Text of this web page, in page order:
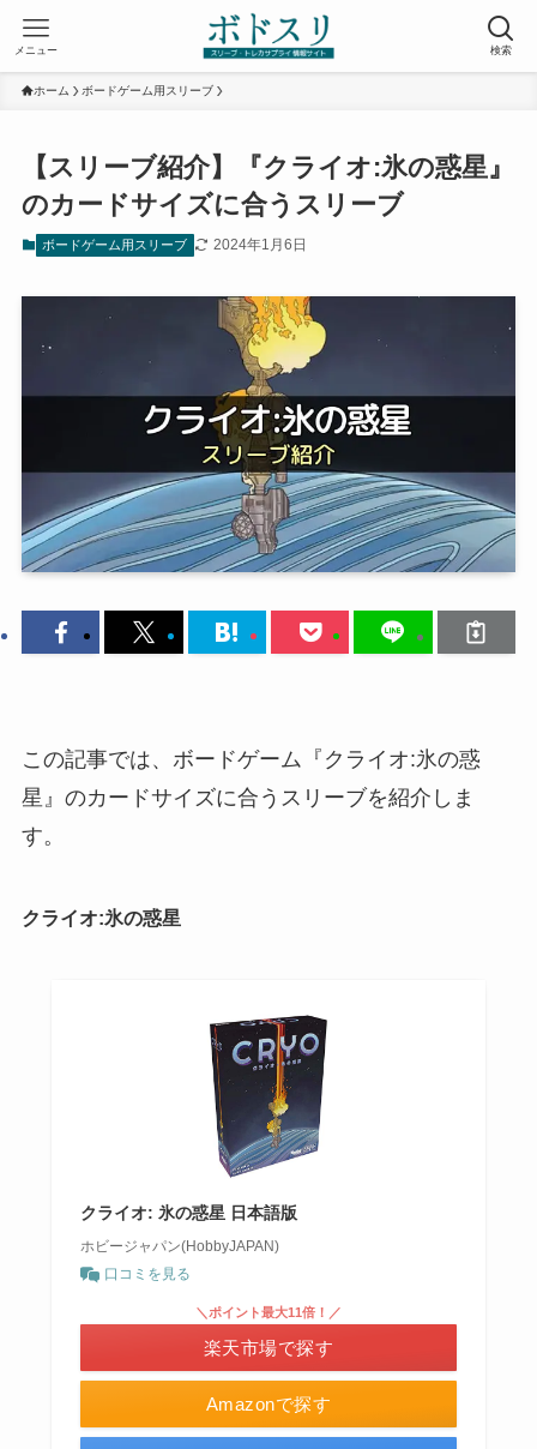
検索
メニュー
ホーム ボードゲーム用スリーブ
【スリーブ紹介】『クライオ:氷の惑星』
のカードサイズに合うスリーブ
ボードゲーム用スリーブ 2024年1月6日
この記事では、ボードゲーム『クライオ:氷の惑
星』のカードサイズに合うスリーブを紹介しま
す。
クライオ:氷の惑星
クライオ: 氷の惑星 日本語版
ホビージャパン(HobbyJAPAN)
口コミを見る
Amazonで探す
＼ポイント最大11倍！／
楽天市場で探す